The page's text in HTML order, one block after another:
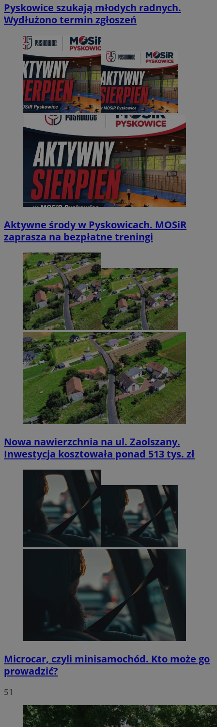
Pyskowice szukają młodych radnych.
Wydłużono termin zgłoszeń
Aktywne środy w Pyskowicach. MOSiR
zaprasza na bezpłatne treningi
Nowa nawierzchnia na ul. Zaolszany.
Inwestycja kosztowała ponad 513 tys. zł
Microcar, czyli minisamochód. Kto może go
prowadzić?
51